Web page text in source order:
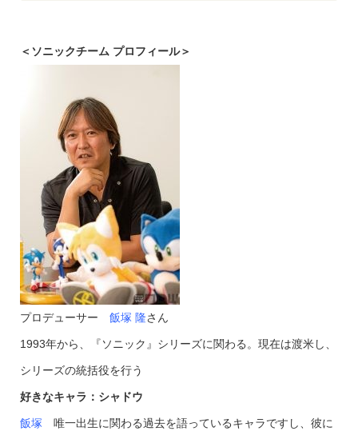
＜ソニックチーム プロフィール＞
プロデューサー 飯塚 隆さん
1993年から、『ソニック』シリーズに関わる。現在は渡米し、
シリーズの統括役を行う
好きなキャラ：シャドウ
飯塚 唯一出生に関わる過去を語っているキャラですし、彼に